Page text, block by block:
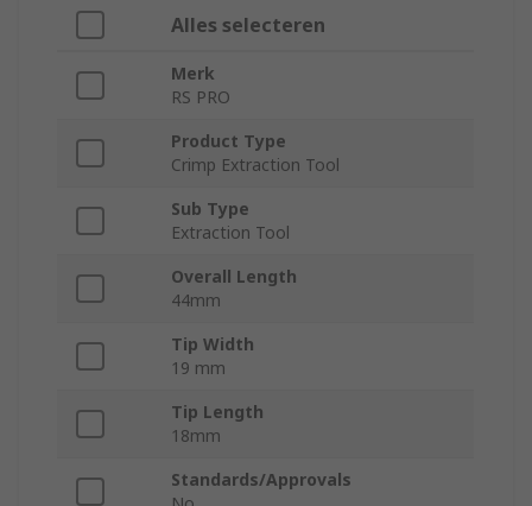
Alles selecteren
Merk
RS PRO
Product Type
Crimp Extraction Tool
Sub Type
Extraction Tool
Overall Length
44mm
Tip Width
19 mm
Tip Length
18mm
Standards/Approvals